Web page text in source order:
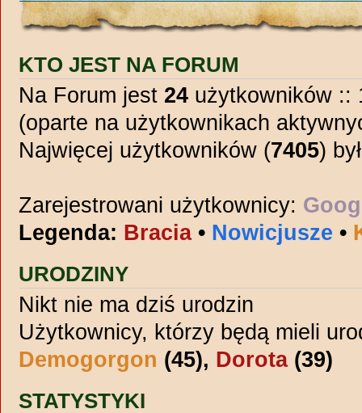
KTO JEST NA FORUM
Na Forum jest 24 użytkowników ::
(oparte na użytkownikach
Najwięcej użytkowników (7405)
Zarejestrowani użytkownicy:
Legenda: Bracia• Nowicjusze •
URODZINY
Nikt nie ma dziś urodzin
Użytkownicy, którzy będą mieli
Demogorgon (45), Dorota(39)
STATYSTYKI